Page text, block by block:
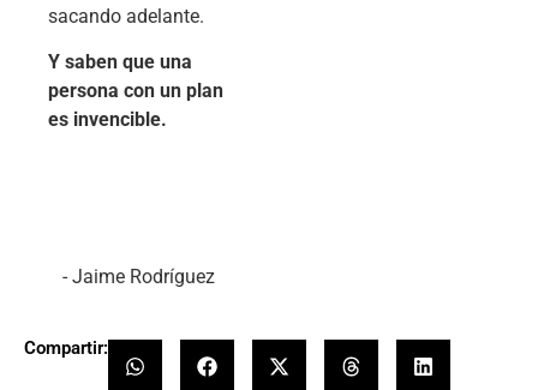
sacando adelante.
Y saben que una
persona con un plan
es invencible.
- Jaime Rodríguez
Compartir: